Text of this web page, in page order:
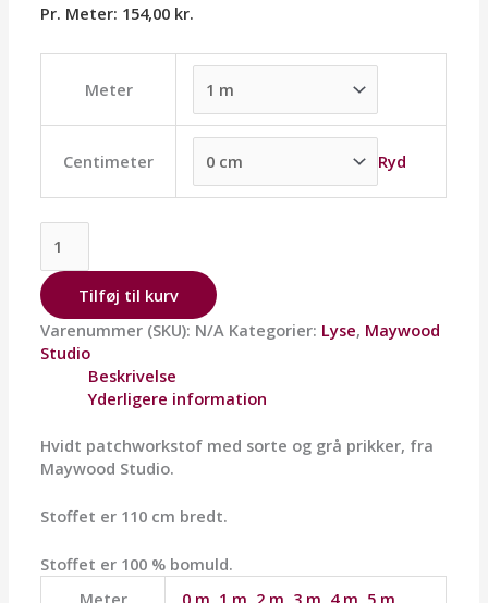
Pr. Meter: 154,00 kr.
Meter
Centimeter Ryd
Tilføj til kurv
Varenummer (SKU): N/A Kategorier: Lyse, Maywood
Studio
Beskrivelse
Yderligere information
Hvidt patchworkstof med sorte og grå prikker, fra
Maywood Studio.
Stoffet er 110 cm bredt.
Stoffet er 100 % bomuld.